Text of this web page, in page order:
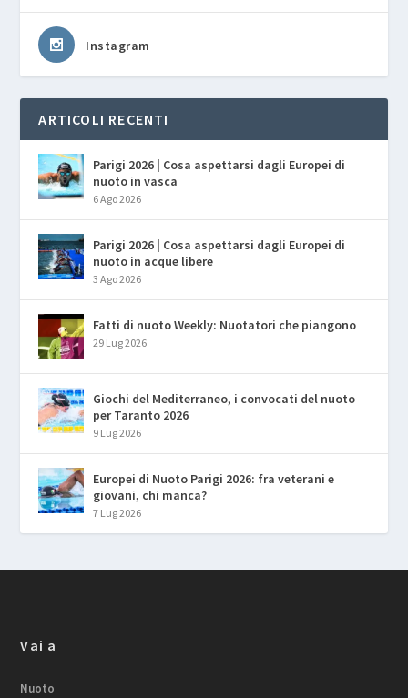
Instagram
ARTICOLI RECENTI
Parigi 2026 | Cosa aspettarsi dagli Europei di
nuoto in vasca
6 Ago 2026
Parigi 2026 | Cosa aspettarsi dagli Europei di
nuoto in acque libere
3 Ago 2026
Fatti di nuoto Weekly: Nuotatori che piangono
29 Lug 2026
Giochi del Mediterraneo, i convocati del nuoto
per Taranto 2026
9 Lug 2026
Europei di Nuoto Parigi 2026: fra veterani e
giovani, chi manca?
7 Lug 2026
Vai a
Nuoto